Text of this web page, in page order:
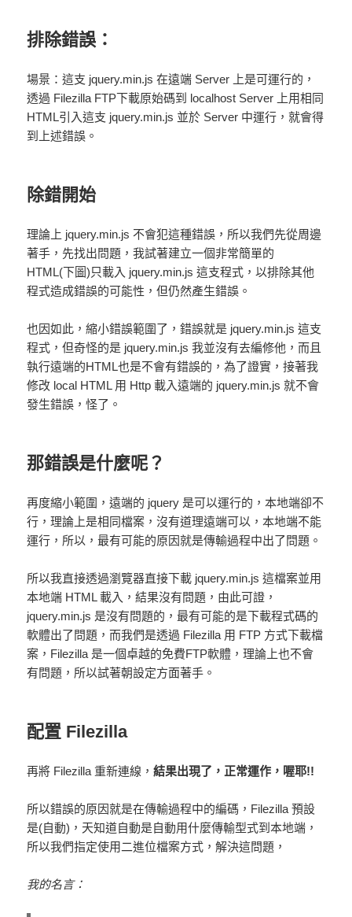
排除錯誤：
場景：這支 jquery.min.js 在遠端 Server 上是可運行的，
透過 Filezilla FTP下載原始碼到 localhost Server 上用相同
HTML引入這支 jquery.min.js 並於 Server 中運行，就會得
到上述錯誤。
除錯開始
理論上 jquery.min.js 不會犯這種錯誤，所以我們先從周邊
著手，先找出問題，我試著建立一個非常簡單的
HTML(下圖)只載入 jquery.min.js 這支程式，以排除其他
程式造成錯誤的可能性，但仍然產生錯誤。
也因如此，縮小錯誤範圍了，錯誤就是 jquery.min.js 這支
程式，但奇怪的是 jquery.min.js 我並沒有去編修他，而且
執行遠端的HTML也是不會有錯誤的，為了證實，接著我
修改 local HTML 用 Http 載入遠端的 jquery.min.js 就不會
發生錯誤，怪了。
那錯誤是什麼呢？
再度縮小範圍，遠端的 jquery 是可以運行的，本地端卻不
行，理論上是相同檔案，沒有道理遠端可以，本地端不能
運行，所以，最有可能的原因就是傳輸過程中出了問題。
所以我直接透過瀏覽器直接下載 jquery.min.js 這檔案並用
本地端 HTML 載入，結果沒有問題，由此可證，
jquery.min.js 是沒有問題的，最有可能的是下載程式碼的
軟體出了問題，而我們是透過 Filezilla 用 FTP 方式下載檔
案，Filezilla 是一個卓越的免費FTP軟體，理論上也不會
有問題，所以試著朝設定方面著手。
配置 Filezilla
再將 Filezilla 重新連線，結果出現了，正常運作，喔耶!!
所以錯誤的原因就是在傳輸過程中的編碼，Filezilla 預設
是(自動)，天知道自動是自動用什麼傳輸型式到本地端，
所以我們指定使用二進位檔案方式，解決這問題，
我的名言：